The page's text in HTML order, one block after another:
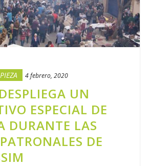
4 febrero, 2020
UN
ESPECIAL DE
DURANTE LAS
DE